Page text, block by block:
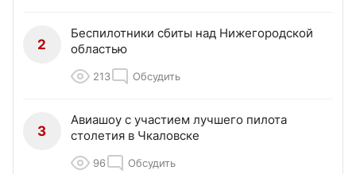
2
Беспилотники сбиты над Нижегородской
областью
213 Обсудить
3
Авиашоу с участием лучшего пилота
столетия в Чкаловске
96 Обсудить